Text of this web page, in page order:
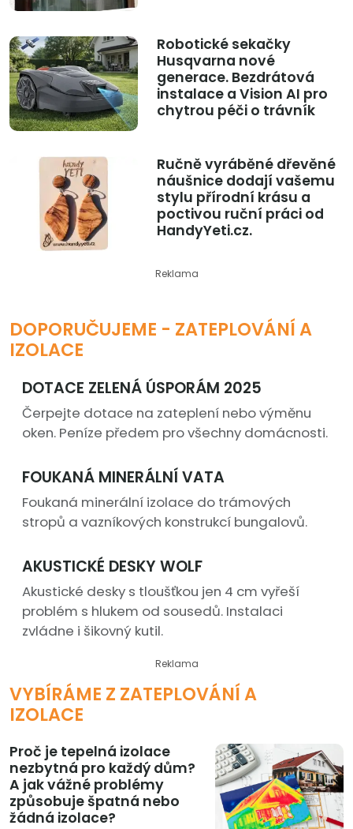
Robotické sekačky
Husqvarna nové
generace. Bezdrátová
instalace a Vision AI pro
chytrou péči o trávník
Ručně vyráběné dřevěné
náušnice dodají vašemu
stylu přírodní krásu a
poctivou ruční práci od
HandyYeti.cz.
Reklama
DOPORUČUJEME - ZATEPLOVÁNÍ A
IZOLACE
DOTACE ZELENÁ ÚSPORÁM 2025
Čerpejte dotace na zateplení nebo výměnu
oken. Peníze předem pro všechny domácnosti.
FOUKANÁ MINERÁLNÍ VATA
Foukaná minerální izolace do trámových
stropů a vazníkových konstrukcí bungalovů.
AKUSTICKÉ DESKY WOLF
Akustické desky s tloušťkou jen 4 cm vyřeší
problém s hlukem od sousedů. Instalaci
zvládne i šikovný kutil.
Reklama
VYBÍRÁME Z ZATEPLOVÁNÍ A
IZOLACE
Proč je tepelná izolace
nezbytná pro každý dům?
A jak vážné problémy
způsobuje špatná nebo
žádná izolace?